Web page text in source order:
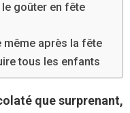
goûter en fête
même après la fête
tous les enfants
que surprenant,